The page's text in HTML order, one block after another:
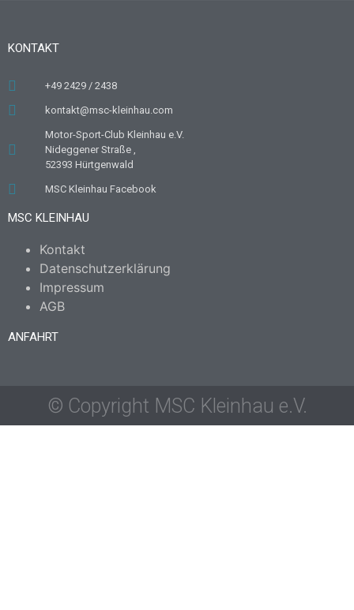
KONTAKT
+49 2429 / 2438
kontakt@msc-kleinhau.com
Motor-Sport-Club Kleinhau e.V.
Nideggener Straße ,
52393 Hürtgenwald
MSC Kleinhau Facebook
MSC KLEINHAU
Kontakt
Datenschutzerklärung
Impressum
AGB
ANFAHRT
© Copyright MSC Kleinhau e.V.